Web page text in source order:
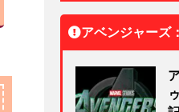
アベンジャーズ